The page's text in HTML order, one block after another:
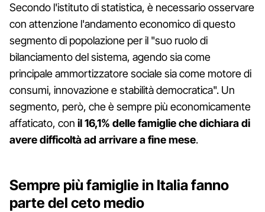
Secondo l'istituto di statistica, è necessario osservare
con attenzione l'andamento economico di questo
segmento di popolazione per il "suo ruolo di
bilanciamento del sistema, agendo sia come
principale ammortizzatore sociale sia come motore di
consumi, innovazione e stabilità democratica". Un
segmento, però, che è sempre più economicamente
affaticato, con il 16,1% delle famiglie che dichiara di
avere difficoltà ad arrivare a fine mese.
Sempre più famiglie in Italia fanno
parte del ceto medio